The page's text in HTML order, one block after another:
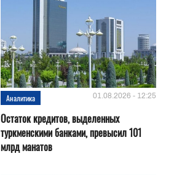
Аналитика 01.08.2026 - 12:25
Остаток кредитов, выделенных
туркменскими банками, превысил 101
млрд манатов